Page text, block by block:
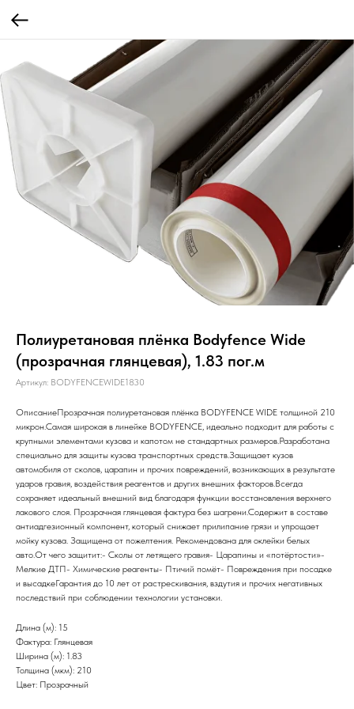
Полиуретановая плёнка Bodyfence Wide
(прозрачная глянцевая), 1.83 пог.м
Артикул: BODYFENCEWIDE1830
ОписаниеПрозрачная полиуретановая плёнка BODYFENCE WIDE толщиной 210
микрон.Самая широкая в линейке BODYFENCE, идеально подходит для работы с
крупными элементами кузова и капотом не стандартных размеров.Разработана
специально для защиты кузова транспортных средств.Защищает кузов
автомобиля от сколов, царапин и прочих повреждений, возникающих в результате
ударов гравия, воздействия реагентов и других внешних факторов.Всегда
сохраняет идеальный внешний вид благодаря функции восстановления верхнего
лакового слоя. Прозрачная глянцевая фактура без шагрени.Содержит в составе
антиадгезионный компонент, который снижает прилипание грязи и упрощает
мойку кузова. Защищена от пожелтения. Рекомендована для оклейки белых
авто.От чего защитит:- Сколы от летящего гравия- Царапины и «потёртости»-
Мелкие ДТП- Химические реагенты- Птичий помёт- Повреждения при посадке
и высадкеГарантия до 10 лет от растрескивания, вздутия и прочих негативных
последствий при соблюдении технологии установки.
Длина (м): 15
Фактура: Глянцевая
Ширина (м): 1.83
Толщина (мкм): 210
Цвет: Прозрачный